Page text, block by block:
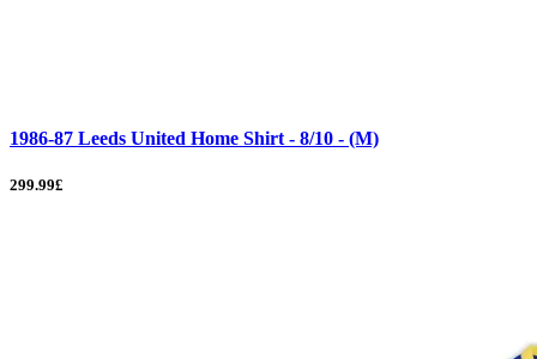
1986-87 Leeds United Home Shirt - 8/10 - (M)
299.99£